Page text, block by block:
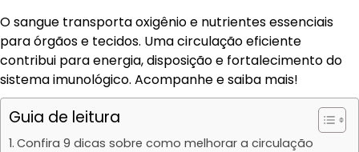
O sangue transporta oxigênio e nutrientes essenciais
para órgãos e tecidos. Uma circulação eficiente
contribui para energia, disposição e fortalecimento do
sistema imunológico. Acompanhe e saiba mais!
Guia de leitura
Confira 9 dicas sobre como melhorar a circulação